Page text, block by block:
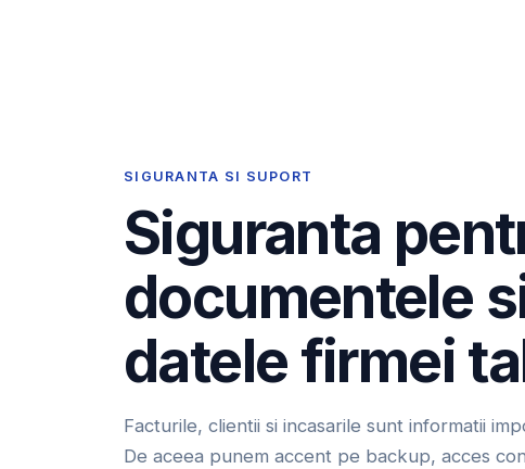
SIGURANTA SI SUPORT
Siguranta
documentele
datele firmei
Facturile, clientii si incasarile sunt informatii
De aceea punem accent pe backup, acces